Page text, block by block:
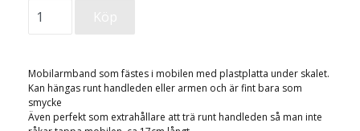
Mobilarmband som fästes i mobilen med plastplatta under skalet.
Kan hängas runt handleden eller armen och är fint bara som
smycke
Även perfekt som extrahållare att trä runt handleden så man inte